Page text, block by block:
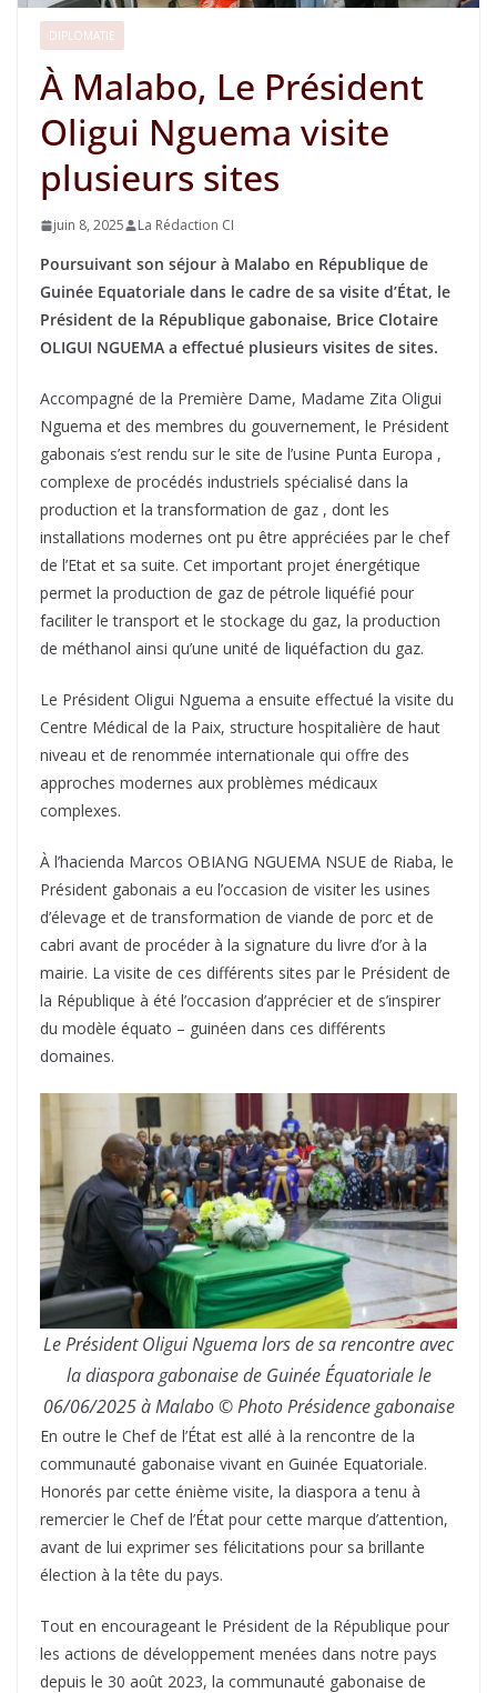
DIPLOMATIE
À Malabo, Le Président
Oligui Nguema visite
plusieurs sites
juin 8, 2025 La Rédaction CI
Poursuivant son séjour à Malabo en République de
Guinée Equatoriale dans le cadre de sa visite d’État, le
Président de la République gabonaise, Brice Clotaire
OLIGUI NGUEMA a effectué plusieurs visites de sites.
Accompagné de la Première Dame, Madame Zita Oligui
Nguema et des membres du gouvernement, le Président
gabonais s’est rendu sur le site de l’usine Punta Europa ,
complexe de procédés industriels spécialisé dans la
production et la transformation de gaz , dont les
installations modernes ont pu être appréciées par le chef
de l’Etat et sa suite. Cet important projet énergétique
permet la production de gaz de pétrole liquéfié pour
faciliter le transport et le stockage du gaz, la production
de méthanol ainsi qu’une unité de liquéfaction du gaz.
Le Président Oligui Nguema a ensuite effectué la visite du
Centre Médical de la Paix, structure hospitalière de haut
niveau et de renommée internationale qui offre des
approches modernes aux problèmes médicaux
complexes.
À l’hacienda Marcos OBIANG NGUEMA NSUE de Riaba, le
Président gabonais a eu l’occasion de visiter les usines
d’élevage et de transformation de viande de porc et de
cabri avant de procéder à la signature du livre d’or à la
mairie. La visite de ces différents sites par le Président de
la République à été l’occasion d’apprécier et de s’inspirer
du modèle équato – guinéen dans ces différents
domaines.
Le Président Oligui Nguema lors de sa rencontre avec
la diaspora gabonaise de Guinée Équatoriale le
06/06/2025 à Malabo © Photo Présidence gabonaise
En outre le Chef de l’État est allé à la rencontre de la
communauté gabonaise vivant en Guinée Equatoriale.
Honorés par cette énième visite, la diaspora a tenu à
remercier le Chef de l’État pour cette marque d’attention,
avant de lui exprimer ses félicitations pour sa brillante
élection à la tête du pays.
Tout en encourageant le Président de la République pour
les actions de développement menées dans notre pays
depuis le 30 août 2023, la communauté gabonaise de